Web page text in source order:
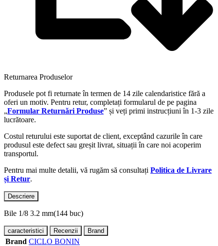
Returnarea Produselor
Produsele pot fi returnate în termen de 14 zile calendaristice fără a
oferi un motiv. Pentru retur, completați formularul de pe pagina
„Formular Returnări Produse” și veți primi instrucțiuni în 1-3 zile
lucrătoare.
Costul returului este suportat de client, exceptând cazurile în care
produsul este defect sau greșit livrat, situații în care noi acoperim
transportul.
Pentru mai multe detalii, vă rugăm să consultați Politica de Livrare
și Retur.
Descriere
Bile 1/8 3.2 mm(144 buc)
caracteristici Recenzii Brand
Brand CICLO BONIN